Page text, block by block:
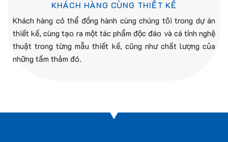
KHÁCH HÀNG CÙNG THIẾT KẾ
Khách hàng có thể đồng hành cùng chúng tôi trong dự án
thiết kế, cùng tạo ra một tác phẩm độc đáo và cá tính nghệ
thuật trong từng mẫu thiết kế, cũng như chất lượng của
những tấm thảm đó.